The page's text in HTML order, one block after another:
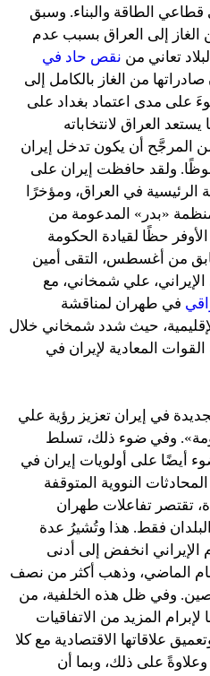
قطاعي الطاقة والبناء. وسبق
الغاز إلى العراق بسبب عدم
تعاني من نقص حاد في
من الغاز بالكامل إلى
على مدى اعتماد بغداد على
العراق لانتخاباته
من المرجَّح أن يكون تدخل إيران
ولقد حافظت إيران على
الرئيسية في العراق، ومؤخرًا
«بدر» المدعومة من
حظًا لقيادة الحكومة
من أغسطس، التقى أمين
علي شمخاني، مع
في طهران لمناقشة
حيث شدد شمخاني خلال
المعادية لإيران في
في إيران تعزيز رؤية علي
وفي ضوء ذلك، تسلط
أيضًا على أولويات إيران في
النووية المتوقفة
تقتصر تفاعلات طهران
فقط. هذا وتُشيرُ عدة
الإيراني انخفض إلى أدنى
عامًا، في العام الماضي، وذهب أكثر من نصف
وفي ظل هذه الخلفية، من
المزيد من الاتفاقيات
علاقاتها الاقتصادية مع كلا
وعلاوةً على ذلك، وبما أن